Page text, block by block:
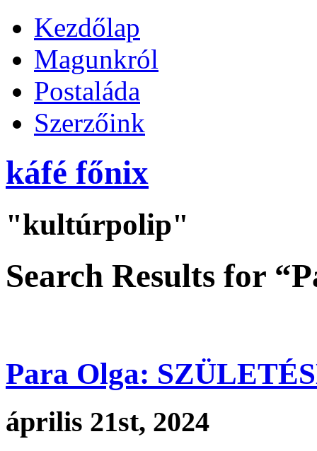
Kezdőlap
Magunkról
Postaláda
Szerzőink
káfé főnix
"kultúrpolip"
Search Results for
Para Olga:
április 21st, 2024